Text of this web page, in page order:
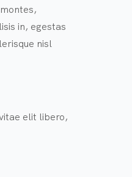
in, egestas
nisl
elit libero,